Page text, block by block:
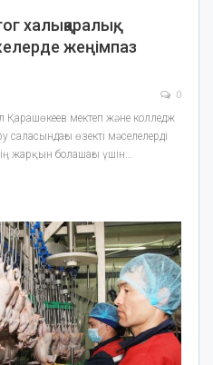
халықаралық,
жеңімпаз
0
мектеп және колледж
саласындағы өзекті мәселелерді
жарқын болашағы үшін…